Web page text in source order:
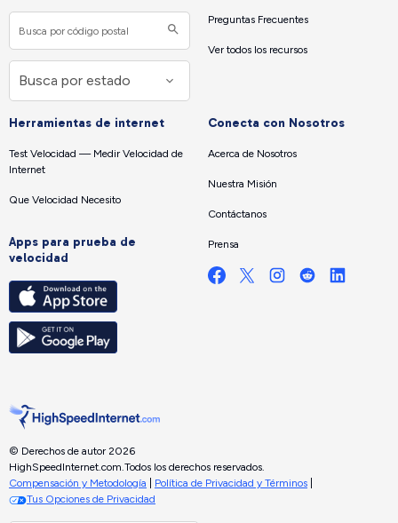
Preguntas Frecuentes
Ver todos los recursos
Herramientas de internet
Test Velocidad — Medir Velocidad de
Internet
Que Velocidad Necesito
Apps para prueba de
velocidad
Conecta con Nosotros
Acerca de Nosotros
Nuestra Misión
Contáctanos
Prensa
© Derechos de autor 2026
HighSpeedInternet.com. Todos los derechos reservados.
Compensación y Metodología
Política de Privacidad y Términos
Tus Opciones de Privacidad